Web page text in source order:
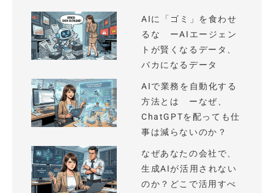
AIに「ゴミ」を食わせ
るな ーAIエージェン
トが賢くなるデータ、
バカになるデータ
AIで業務を自動化する
方法とは ーなぜ、
ChatGPTを配っても仕
事は減らないのか？
なぜあなたの会社で、
生成AIが活用されない
のか？どこで活用すべ